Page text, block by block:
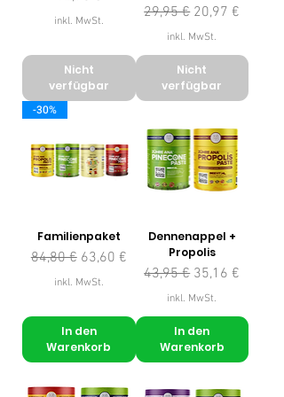
inkl. MwSt.
Nicht
verfügbar
Standardpreis
29,95 € Sale-Preis
20,97 €
inkl. MwSt.
Nicht
verfügbar
-30%
Familienpaket
Standardpreis
84,80 € Sale-Preis
63,60 €
inkl. MwSt.
In den
Warenkorb
Dennenappel +
Propolis
Standardpreis
43,95 € Sale-Preis
35,16 €
inkl. MwSt.
In den
Warenkorb